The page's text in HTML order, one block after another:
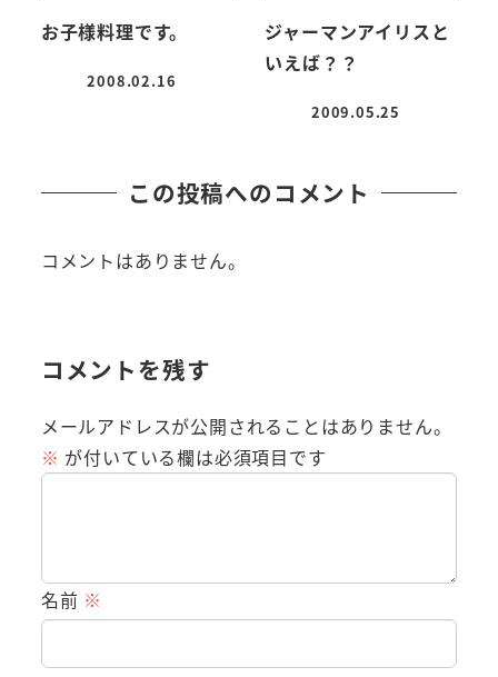
お子様料理です。
投稿日
2008.02.16
ジャーマンアイリスと
いえば？？
投稿日
2009.05.25
この投稿へのコメント
コメントはありません。
コメントを残す
メールアドレスが公開されることはありません。
※ が付いている欄は必須項目です
名前 ※